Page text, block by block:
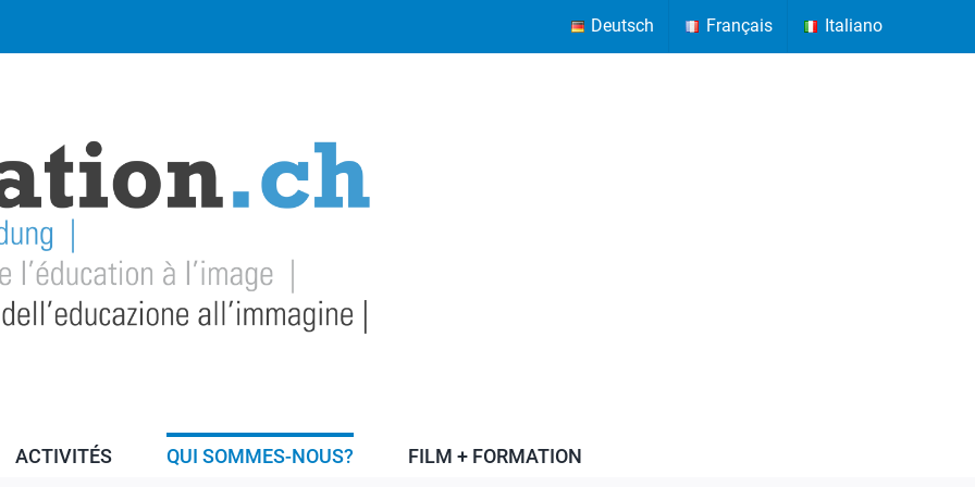
Deutsch Français Italiano
ACTIVITÉS QUI SOMMES-NOUS? FILM + FORMATION